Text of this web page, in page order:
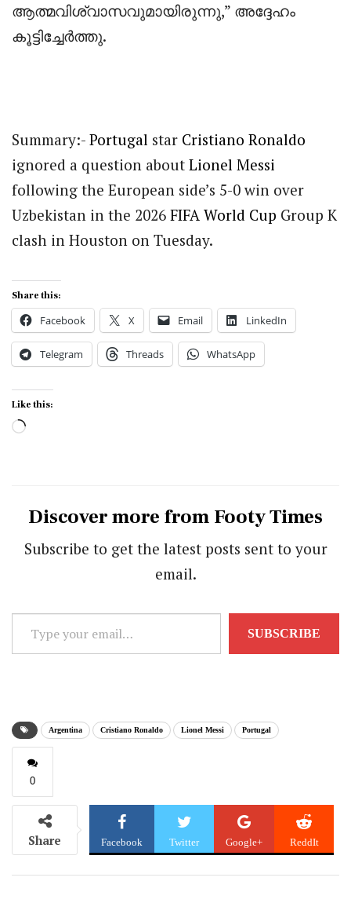
ആത്മവിശ്വാസവുമായിരുന്നു,” അദ്ദേഹം
കൂട്ടിച്ചേർത്തു.
Summary:- Portugal star Cristiano Ronaldo
ignored a question about Lionel Messi
following the European side’s 5-0 win over
Uzbekistan in the 2026 FIFA World Cup Group K
clash in Houston on Tuesday.
Share this:
Facebook X Email LinkedIn
Telegram Threads WhatsApp
Like this:
Loading…
Discover more from Footy Times
Subscribe to get the latest posts sent to your
email.
your
SUBSCRIBE
Argentina Cristiano Ronaldo Lionel Messi Portugal
0
Share Facebook Twitter Google+ ReddIt